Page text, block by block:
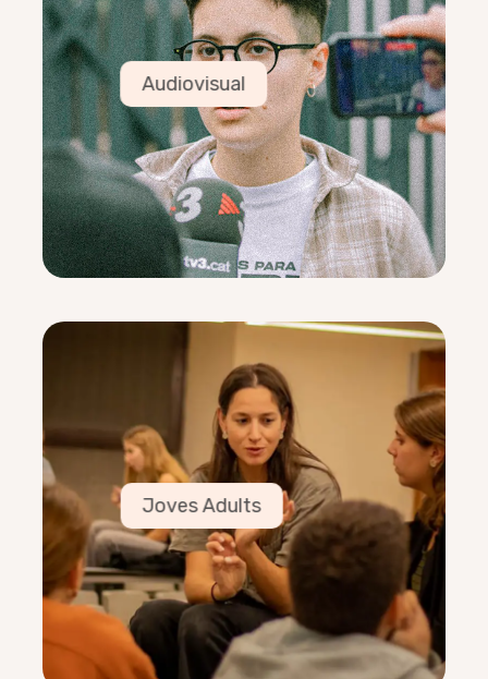
Audiovisual
Luis Trujillo
23/10/1999
M’agrada compartir amb joves que saben molt
d’alguna cosa.
VÍDEO
Edu Vallés
31/07/2002
Fotògraf i molt esportista
EQUIP
Elena Torrents, Pau Verdú, Guillem Juan
Joves Adults
Joves Adults
COORDINADORS
Mireia Clotet
19/08/1990
He coordinat dos anys les entrades de Betel
Victor Dot
12/01/1991
Sempre disposat a apendre
Carla Vidal, Paula Garrido, Joan Piñol, Blanca
Belsa, David Freixes, Clara Umbert, Robi Sont